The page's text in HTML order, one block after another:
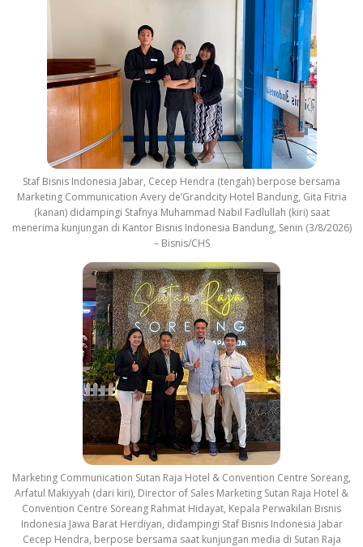
Staf Bisnis Indonesia Jabar, Cecep Hendra (tengah) berpose bersama
Marketing Communication Avery de’Grandcity Hotel Bandung, Gita Fitria
(kanan) didampingi Stafnya Muhammad Nabil Fadlullah (kiri) saat
menerima kunjungan di Kantor Bisnis Indonesia Bandung, Senin (3/8/2026)
– Bisnis/CHS
Marketing Communication Sutan Raja Hotel & Convention Centre Soreang,
Arfatul Makiyyah (dari kiri), Director of Sales Marketing Sutan Raja Hotel &
Convention Centre Soreang Rahmat Hidayat, Kepala Perwakilan Bisnis
Indonesia Jawa Barat Herdiyan, didampingi Staf Bisnis Indonesia Jabar
Cecep Hendra, berpose bersama saat kunjungan media di Sutan Raja